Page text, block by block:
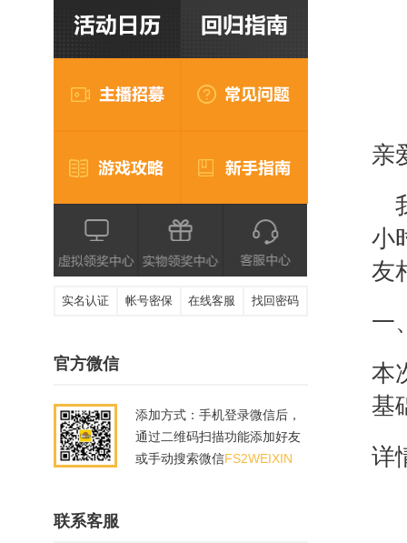
实名认证 帐号密保 在线客服 找回密码
官方微信
添加方式：手机登录微信后，
通过二维码扫描功能添加好友
或手动搜索微信FS2WEIXIN
联系客服
亲
小
友
一
本
基
详